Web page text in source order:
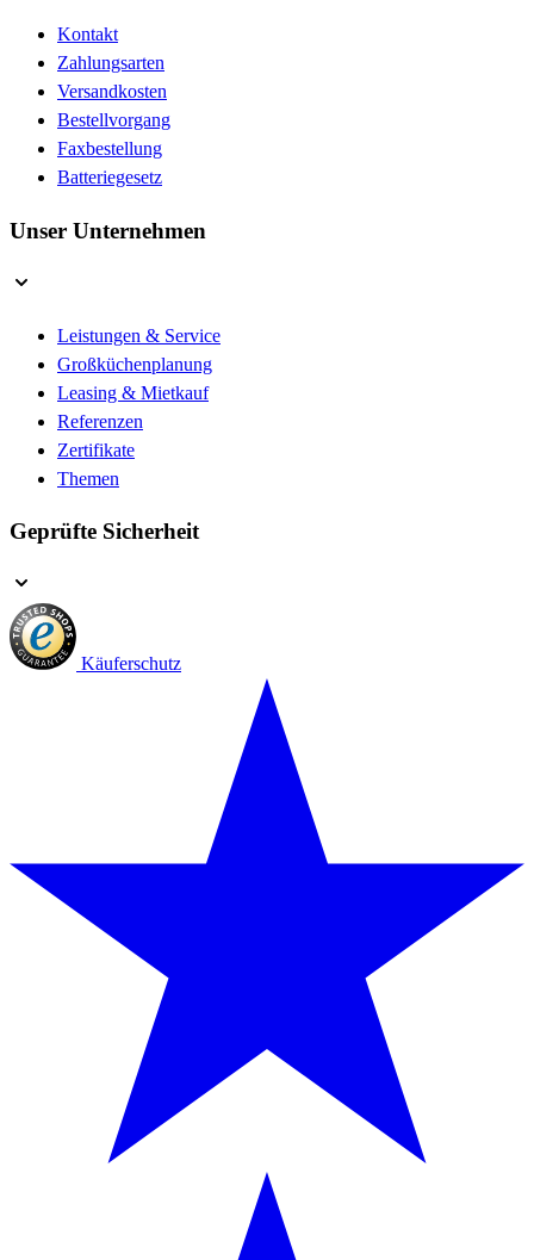
Kontakt
Zahlungsarten
Versandkosten
Bestellvorgang
Faxbestellung
Batteriegesetz
Unser Unternehmen
Leistungen & Service
Großküchenplanung
Leasing & Mietkauf
Referenzen
Zertifikate
Themen
Geprüfte Sicherheit
Käuferschutz